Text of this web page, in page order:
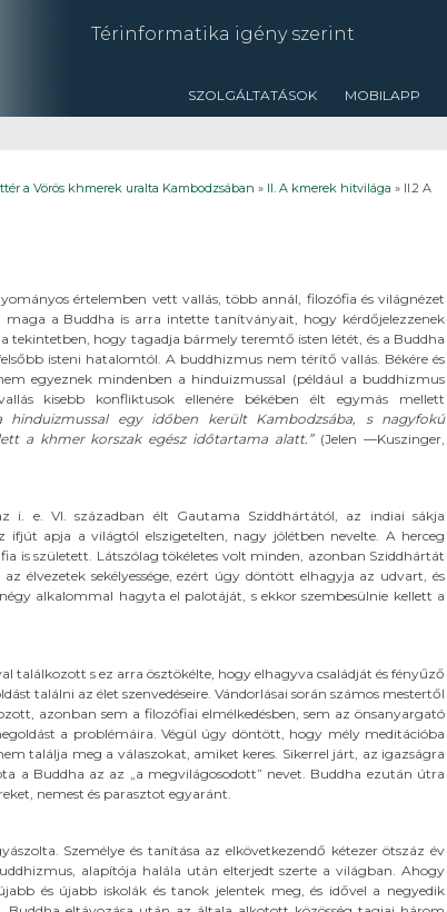
Térinformatika igény szerint
MOBILAPP
SZOLGÁLTATÁSOK
a Vörös khmerek uralta Kambodzsában » II. A kmerek hitvilága » II.2 A
értelemben vett vallás, több annál, filozófia és világnézet
a Buddha is arra intette tanítványait, hogy kérdőjelezzenek
tekintetben, hogy tagadja bármely teremtő isten létét, és a Buddha
isteni hatalomtól. A buddhizmus nem térítő vallás. Békére és
egyeznek mindenben a hinduizmussal (például a buddhizmus
kisebb konfliktusok ellenére békében élt egymás mellett
hinduizmussal egy időben került Kambodzsába, s nagyfokú
a khmer korszak egész időtartama alatt.”(Jelen —Kuszinger,
i. e. VI. században élt Gautama Sziddhártától, az indiai sákja
ifjút apja a világtól elszigetelten, nagy jólétben nevelte. A herceg
is született. Látszólag tökéletes volt minden, azonban Sziddhártát
élvezetek sekélyessége, ezért úgy döntött elhagyja az udvart, és
alkalommal hagyta el palotáját, s ekkor szembesülnie kellett a
találkozott s ez arra ösztökélte, hogy elhagyva családját és fényűző
találni az élet szenvedéseire. Vándorlásai során számos mestertől
azonban sem a filozófiai elmélkedésben, sem az önsanyargató
a problémáira. Végül úgy döntött, hogy mély meditációba
találja meg a válaszokat, amiket keres. Sikerrel járt, az igazságra
a Buddha az az „a megvilágosodott” nevet. Buddha ezután útra
nemest és parasztot egyaránt.
Személye és tanítása az elkövetkezendő kétezer ötszáz év
alapítója halála után elterjedt szerte a világban. Ahogy
és újabb iskolák és tanok jelentek meg, és idővel a negyedik